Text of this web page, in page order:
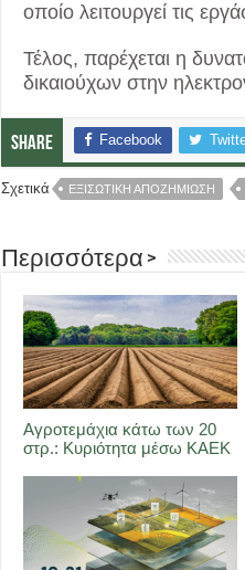
οποίο λειτουργεί τις
Τέλος, παρέχεται η
δικαιούχων στην
Share Facebook
Σχετικά ΕΞΙΣΩΤΙΚΗ ΑΠΟΖΗΜΙΩΣΗ
Περισσότερα >
Αγροτεμάχια κάτω των 20
στρ.: Κυριότητα μέσω ΚΑΕΚ